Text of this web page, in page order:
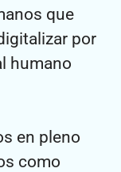
que
por
humano
en pleno
como